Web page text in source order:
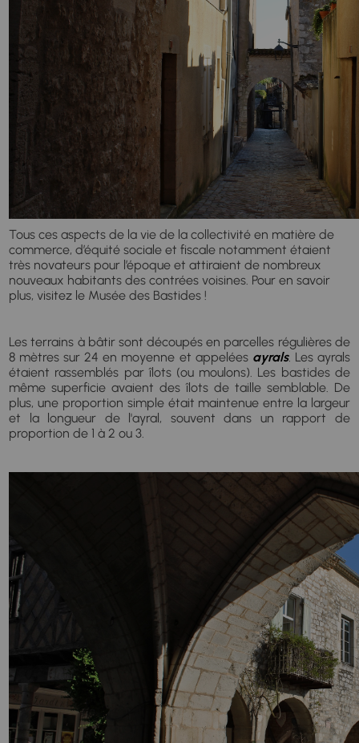
Tous ces aspects de la vie de la collectivité en matière de
commerce, d’équité sociale et fiscale notamment étaient
très novateurs pour l’époque et attiraient de nombreux
nouveaux habitants des contrées voisines. Pour en savoir
plus, visitez le Musée des Bastides !
Les terrains à bâtir sont découpés en parcelles régulières de
8 mètres sur 24 en moyenne et appelées ayrals. Les ayrals
étaient rassemblés par îlots (ou moulons). Les bastides de
même superficie avaient des îlots de taille semblable. De
plus, une proportion simple était maintenue entre la largeur
et la longueur de l'ayral, souvent dans un rapport de
proportion de 1 à 2 ou 3.